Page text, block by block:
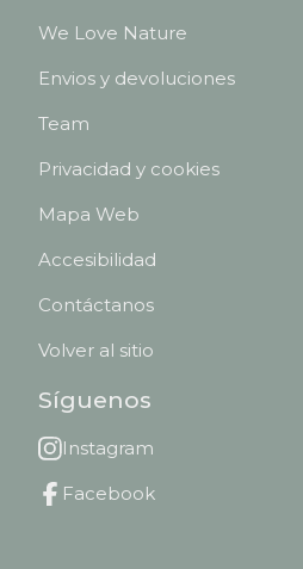
We Love Nature
Envios y devoluciones
Team
Privacidad y cookies
Mapa Web
Accesibilidad
Contáctanos
Volver al sitio
Síguenos
Instagram
Facebook